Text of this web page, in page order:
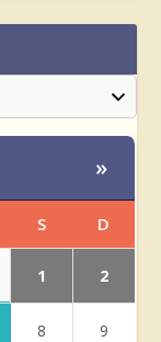
»
S D
1 2
8 9